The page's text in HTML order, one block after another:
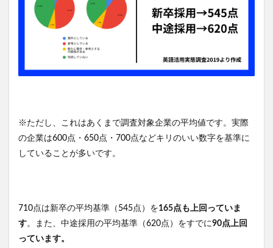
※ただし、これはあくまで調査対象企業の平均値です。実際
の企業は600点・650点・700点などキリのいい数字を基準に
していることが多いです。
710点は新卒の平均基準（545点）を165点も上回っていま
す。また、中途採用の平均基準（620点）をすでに90点上回
っています。